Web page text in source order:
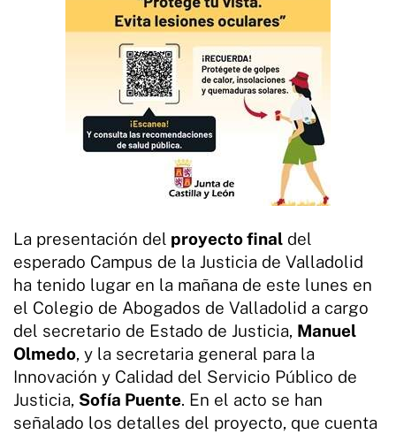
La presentación del proyecto final del
esperado Campus de la Justicia de Valladolid
ha tenido lugar en la mañana de este lunes en
el Colegio de Abogados de Valladolid a cargo
del secretario de Estado de Justicia, Manuel
Olmedo, y la secretaria general para la
Innovación y Calidad del Servicio Público de
Justicia, Sofía Puente. En el acto se han
señalado los detalles del proyecto, que cuenta